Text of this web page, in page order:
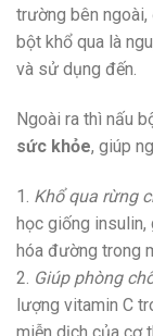
trường bên ngoài,
bột khổ qua là
và sử dụng đến.
Ngoài ra thì nấu
sức khỏe, giúp
1. Khổ qua rừng
học giống insulin,
hóa đường trong
2. Giúp phòng
lượng vitamin C